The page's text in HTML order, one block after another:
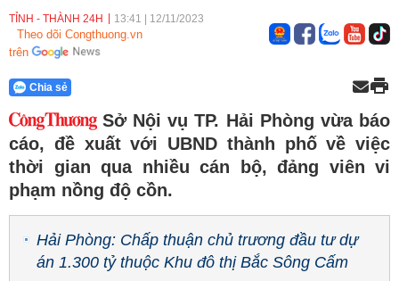
TỈNH - THÀNH 24H 13:41 12/11/2023
Theo dõi Congthuong.vn
trên
Chia sẻ
Sở Nội vụ TP. Hải Phòng vừa báo
cáo, đề xuất với UBND thành phố về việc
thời gian qua nhiều cán bộ, đảng viên vi
phạm nồng độ cồn.
Hải Phòng: Chấp thuận chủ trương đầu tư dự
án 1.300 tỷ thuộc Khu đô thị Bắc Sông Cấm